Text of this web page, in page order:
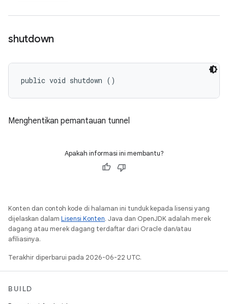
shutdown
public void shutdown ()
Menghentikan pemantauan tunnel
Apakah informasi ini membantu?
Konten dan contoh kode di halaman ini tunduk kepada lisensi yang
dijelaskan dalam Lisensi Konten. Java dan OpenJDK adalah merek
dagang atau merek dagang terdaftar dari Oracle dan/atau
afiliasinya.
Terakhir diperbarui pada 2026-06-22 UTC.
BUILD